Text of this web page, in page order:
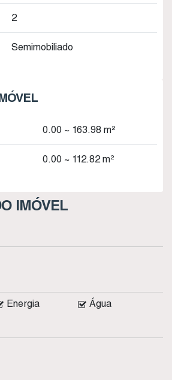
2
Semimobiliado
0.00 ~ 163.98 m²
0.00 ~ 112.82m²
IMÓVEL
Energia Água